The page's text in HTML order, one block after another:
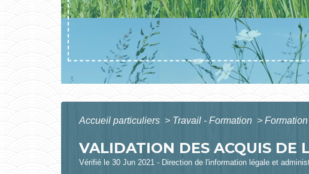
Accueil particuliers > Travail - Formation >
VALIDATION DES ACQUIS DE
Vérifié le 30 Jun 2021 - Direction de l'information légale et